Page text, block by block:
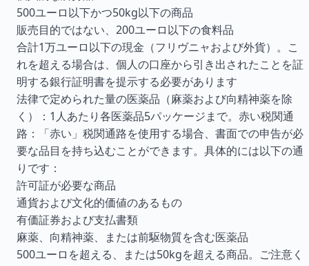
500ユーロ以下かつ50kg以下の商品
販売目的ではない、200ユーロ以下の食料品
合計1万ユーロ以下の現金（フリヴニャおよび外貨）。こ
れを超える場合は、個人の口座から引き出されたことを証
明する銀行証明書を提示する必要があります
法律で定められた量の医薬品（麻薬および向精神薬を除
く）：1人あたり各医薬品5パッケージまで。赤い税関通
路：「赤い」税関通路を使用する場合、書面での申告が必
要な品目を持ち込むことができます。具体的には以下の通
りです：
許可証が必要な商品
通貨および文化的価値のあるもの
有価証券および支払書類
麻薬、向精神薬、または前駆物質を含む医薬品
500ユーロを超える、または50kgを超える商品。ご注意く